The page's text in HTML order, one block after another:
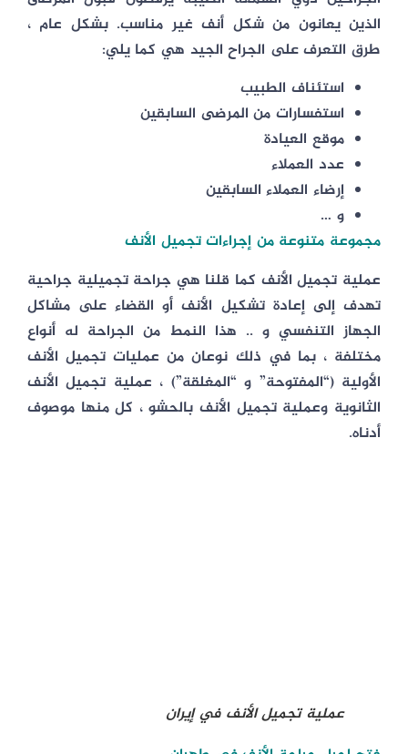
الذين يعانون من شكل أنف غير مناسب. بشكل عام ،
طرق التعرف على الجراح الجيد هي كما يلي:
استئناف الطبيب
استفسارات من المرضى السابقين
موقع العيادة
عدد العملاء
إرضاء العملاء السابقين
و …
مجموعة متنوعة من إجراءات تجميل الأنف
عملية تجميل الأنف كما قلنا هي جراحة تجميلية جراحية
تهدف إلى إعادة تشكيل الأنف أو القضاء على مشاكل
الجهاز التنفسي و .. هذا النمط من الجراحة له أنواع
مختلفة ، بما في ذلك نوعان من عمليات تجميل الأنف
الأولية (“المفتوحة” و “المغلقة”) ، عملية تجميل الأنف
الثانوية وعملية تجميل الأنف بالحشو ، كل منها موصوف
أدناه.
عملية تجميل الأنف في إيران